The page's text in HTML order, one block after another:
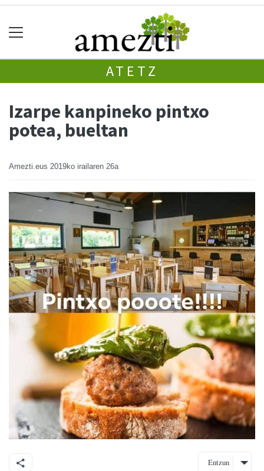
ATETZ
Izarpe kanpineko pintxo
potea, bueltan
Amezti.eus 2019ko irailaren 26a
Entzun